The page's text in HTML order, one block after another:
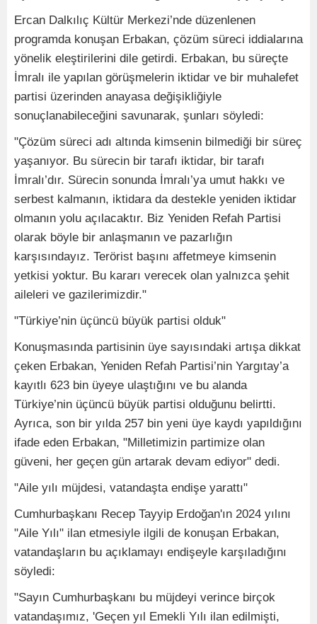
Ercan Dalkılıç Kültür Merkezi’nde düzenlenen
programda konuşan Erbakan, çözüm süreci iddialarına
yönelik eleştirilerini dile getirdi. Erbakan, bu süreçte
İmralı ile yapılan görüşmelerin iktidar ve bir muhalefet
partisi üzerinden anayasa değişikliğiyle
sonuçlanabileceğini savunarak, şunları söyledi:
"Çözüm süreci adı altında kimsenin bilmediği bir süreç
yaşanıyor. Bu sürecin bir tarafı iktidar, bir tarafı
İmralı’dır. Sürecin sonunda İmralı’ya umut hakkı ve
serbest kalmanın, iktidara da destekle yeniden iktidar
olmanın yolu açılacaktır. Biz Yeniden Refah Partisi
olarak böyle bir anlaşmanın ve pazarlığın
karşısındayız. Terörist başını affetmeye kimsenin
yetkisi yoktur. Bu kararı verecek olan yalnızca şehit
aileleri ve gazilerimizdir."
"Türkiye’nin üçüncü büyük partisi olduk"
Konuşmasında partisinin üye sayısındaki artışa dikkat
çeken Erbakan, Yeniden Refah Partisi’nin Yargıtay’a
kayıtlı 623 bin üyeye ulaştığını ve bu alanda
Türkiye’nin üçüncü büyük partisi olduğunu belirtti.
Ayrıca, son bir yılda 257 bin yeni üye kaydı yapıldığını
ifade eden Erbakan, "Milletimizin partimize olan
güveni, her geçen gün artarak devam ediyor" dedi.
"Aile yılı müjdesi, vatandaşta endişe yarattı"
Cumhurbaşkanı Recep Tayyip Erdoğan'ın 2024 yılını
"Aile Yılı" ilan etmesiyle ilgili de konuşan Erbakan,
vatandaşların bu açıklamayı endişeyle karşıladığını
söyledi:
"Sayın Cumhurbaşkanı bu müjdeyi verince birçok
vatandaşımız, 'Geçen yıl Emekli Yılı ilan edilmişti,